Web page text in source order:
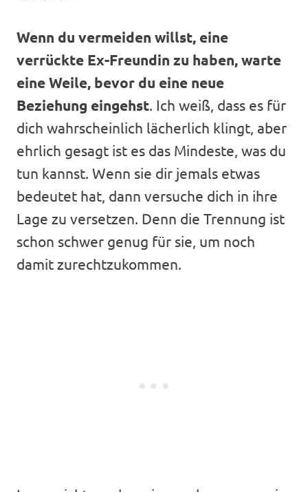
Wenn du vermeiden willst, eine
verrückte Ex-Freundin zu haben, warte
eine Weile, bevor du eine neue
Beziehung eingehst. Ich weiß, dass es für
dich wahrscheinlich lächerlich klingt, aber
ehrlich gesagt ist es das Mindeste, was du
tun kannst. Wenn sie dir jemals etwas
bedeutet hat, dann versuche dich in ihre
Lage zu versetzen. Denn die Trennung ist
schon schwer genug für sie, um noch
damit zurechtzukommen.